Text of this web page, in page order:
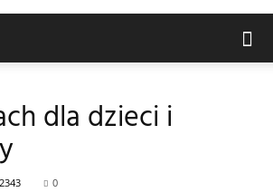
dla dzieci i
2343 0